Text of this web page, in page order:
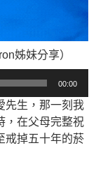
姊妹分享）
00:00
先生，那一刻我
，在父母完整祝
戒掉五十年的菸